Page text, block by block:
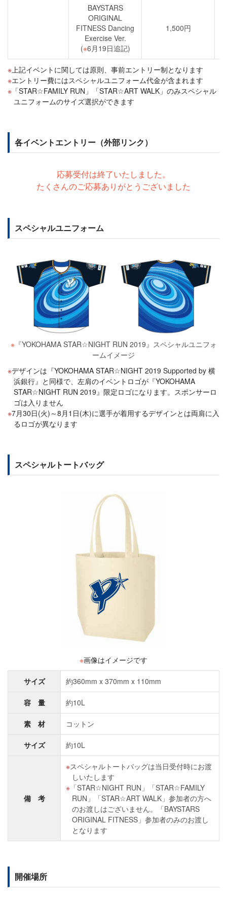
BAYSTARS
ORIGINAL
FITNESS Dancing
Exercise Ver.
(※6月19日追記)
1,500円
上記イベントに関しては原則、事前エントリー制となります
エントリー費にはスペシャルユニフォーム代金が含まれます
「STAR☆FAMILY RUN」「STAR☆ART WALK」のみスペシャル
ユニフォームのサイズ選択ができます
各イベントエントリー（外部リンク）
応募受付は終了いたしました。
たくさんのご応募ありがとうございました
スペシャルユニフォーム
※『YOKOHAMA STAR☆NIGHT RUN 2019』スペシャルユニフォ
ームイメージ
デザインは『YOKOHAMA STAR☆NIGHT 2019 Supported by 横
浜銀行』と同様で、左肩のイベントロゴが『YOKOHAMA
STAR☆NIGHT RUN 2019』限定ロゴになります。スポンサーロ
ゴは入りません
7月30日(火)～8月1日(木)に選手が着用するデザインとは両肩に入
るロゴが異なります
スペシャルトートバッグ
※画像はイメージです
サイズ 約360mm x 370mm x 110mm
容 量 約10L
素 材 コットン
サイズ 約10L
備 考
スペシャルトートバッグは当日受付時にお渡
しいたします
「STAR☆NIGHT RUN」「STAR☆FAMILY
RUN」「STAR☆ART WALK」参加者の方へ
のお渡しはございません。「BAYSTARS
ORIGINAL FITNESS」参加者のみのお渡し
となります
開催場所